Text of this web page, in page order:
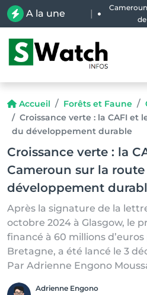
A la une |
Accueil Forêts et Faune
Croissance verte : la CAFI et
du développement durable
Croissance verte : la
Cameroun sur la
développement
Après la signature de la
octobre 2024 à Glasgow, le
financé à 60 millions d’euros
Bretagne, a été lancé le 3
Par Adrienne Engono
Adrienne Engono